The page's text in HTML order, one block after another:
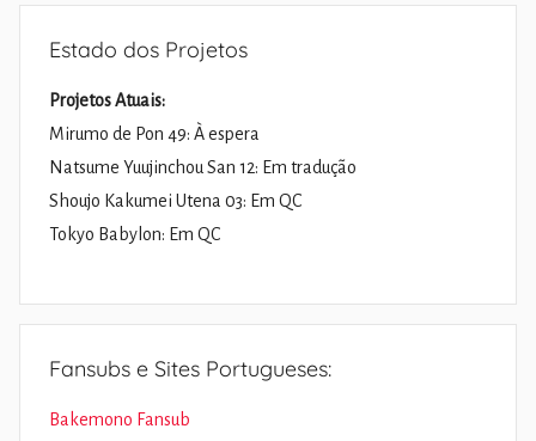
Estado dos Projetos
Projetos Atuais:
Mirumo de Pon 49: À espera
Natsume Yuujinchou San 12: Em tradução
Shoujo Kakumei Utena 03: Em QC
Tokyo Babylon: Em QC
Fansubs e Sites Portugueses:
Bakemono Fansub